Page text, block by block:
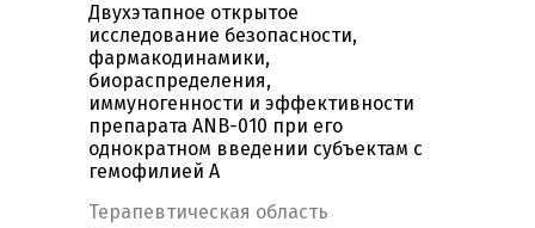
Двухэтапное открытое
исследование безопасности,
фармакодинамики,
биораспределения,
иммуногенности и эффективности
препарата ANB-010 при его
однократном введении субъектам с
гемофилией А
Терапевтическая область